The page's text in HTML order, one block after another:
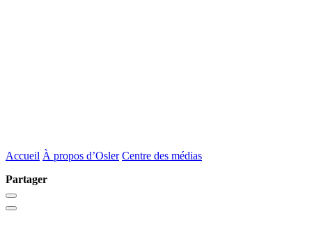
Accueil À propos d’Osler Centre des médias
Partager